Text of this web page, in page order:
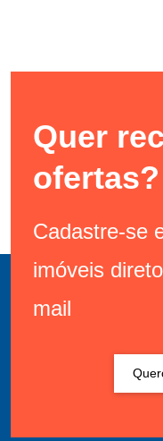
Quer
ofertas?
Cadastre-se
imóveis
mail